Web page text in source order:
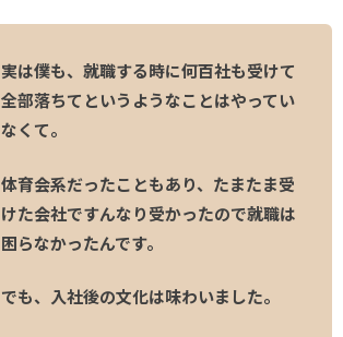
実は僕も、就職する時に何百社も受けて
全部落ちてというようなことはやってい
なくて。
体育会系だったこともあり、たまたま受
けた会社ですんなり受かったので就職は
困らなかったんです。
でも、入社後の文化は味わいました。